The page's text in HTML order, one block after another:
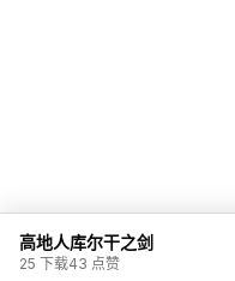
高地人库尔干之剑
25 下载43 点赞